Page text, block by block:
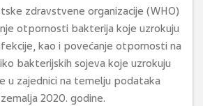
zdravstvene organizacije (WHO)
otpornosti bakterija koje uzrokuju
kao i povećanje otpornosti na
bakterijskih sojeva koje uzrokuju
u zajednici na temelju podataka
2020. godine.